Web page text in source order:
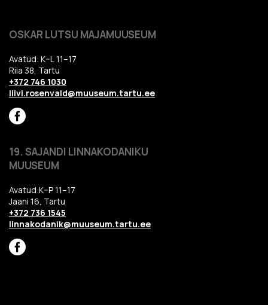
OSKAR LUTSU MAJAMUUSEUM
Avatud: K–L 11–17
Riia 38, Tartu
+372 746 1030
liivi.rosenvald@muuseum.tartu.ee
19. SAJANDI LINNAKODANIKU
MUUSEUM
Avatud:K–P 11–17
Jaani 16, Tartu
+372 736 1545
linnakodanik@muuseum.tartu.ee